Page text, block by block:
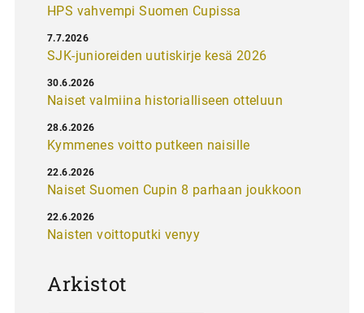
HPS vahvempi Suomen Cupissa
SJK-junioreiden uutiskirje kesä 2026
7.7.2026
Naiset valmiina historialliseen otteluun
30.6.2026
Kymmenes voitto putkeen naisille
28.6.2026
Naiset Suomen Cupin 8 parhaan joukkoon
22.6.2026
Naisten voittoputki venyy
22.6.2026
Arkistot